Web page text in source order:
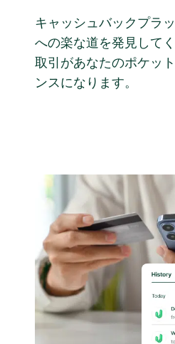
キャッシュバックプラ
への楽な道を発見して
取引があなたのポケッ
ンスになります。